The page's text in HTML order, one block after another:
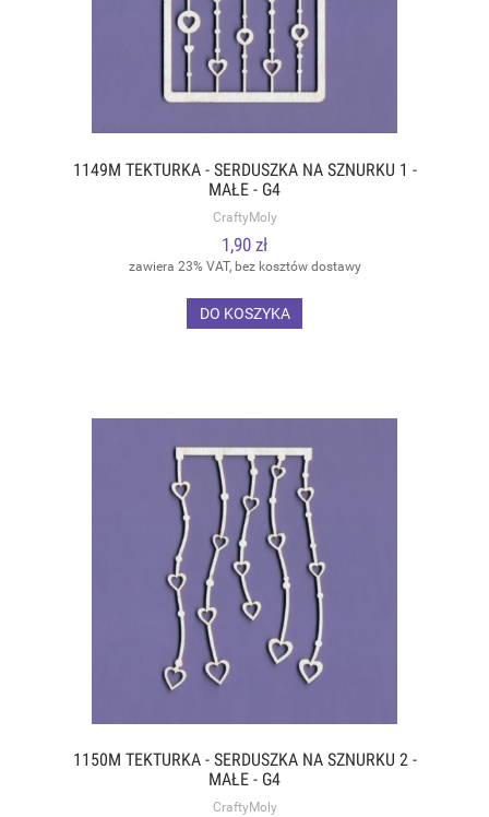
1149M TEKTURKA - SERDUSZKA NA SZNURKU 1 -
MAŁE - G4
CraftyMoly
1,90 zł
zawiera 23% VAT, bez kosztów dostawy
DO KOSZYKA
1150M TEKTURKA - SERDUSZKA NA SZNURKU 2 -
MAŁE - G4
CraftyMoly